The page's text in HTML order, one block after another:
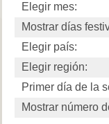
Elegir mes:
Mostrar días
Elegir país:
Elegir región:
Primer día de la
Mostrar número